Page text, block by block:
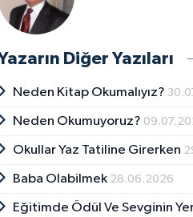
Diğer Yazıları
Neden Kitap Okumalıyız?
Neden Okumuyoruz?
Okullar Yaz Tatiline Girerken
Baba Olabilmek 28.06.2026
Eğitimde Ödül Ve Sevginin